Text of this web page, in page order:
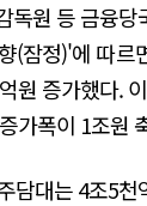
독원 등 금융당
(잠정)'에 따르
원 증가했다.
가폭이 1조원
담대는 4조5천